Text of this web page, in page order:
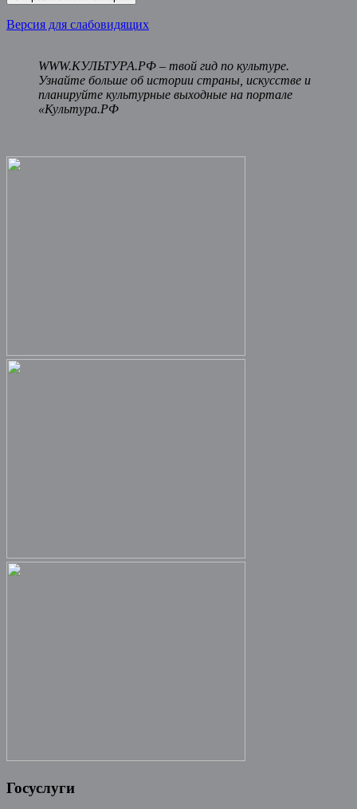
Версия для слабовидящих
WWW.КУЛЬТУРА.РФ – твой гид по культуре.
Узнайте больше об истории страны, искусстве и
планируйте культурные выходные на портале
«Культура.РФ
Госуслуги